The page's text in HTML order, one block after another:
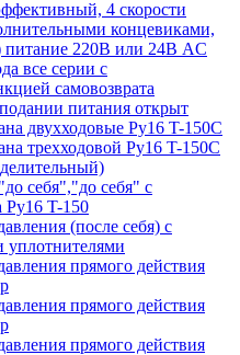
4 скорости
концевиками,
питание 220В или 24В AC
все серии с
самовозврата
питания открыт
двухходовые Ру16 T-150С
трехходовой Ру16 T-150С
себя","до себя" с
Ру16 T-150
(после себя) c
уплотнителями
прямого действия
прямого действия
прямого действия